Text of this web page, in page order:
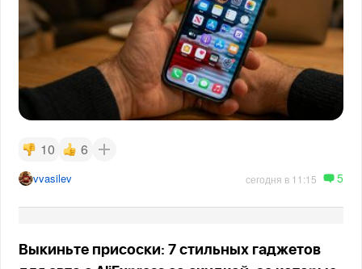
10 6
vvasilev сегодня в 11:15 5
Выкиньте присоски: 7 стильных гаджетов